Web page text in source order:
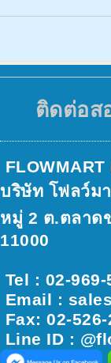
ติดต่อส
บริษัท โฟลว์ม
หมู่ 2 ต.ตลาด
11000
Tel : 02-
Email :
Fax: 02-526-
Line ID :